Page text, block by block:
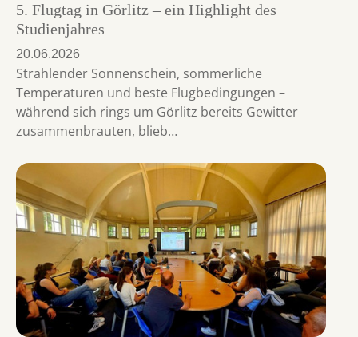
5. Flugtag in Görlitz – ein Highlight des
Studienjahres
20.06.2026
Strahlender Sonnenschein, sommerliche
Temperaturen und beste Flugbedingungen –
während sich rings um Görlitz bereits Gewitter
zusammenbrauten, blieb…